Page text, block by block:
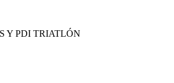
Y PDI TRIATLÓN